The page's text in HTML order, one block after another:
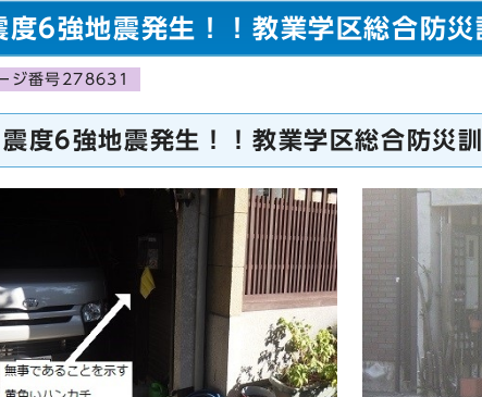
度6強地震発生！！教業学区総合防災
ジ番号278631
震度6強地震発生！！教業学区総合防災